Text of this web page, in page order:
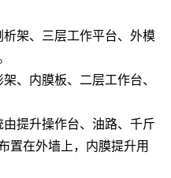
架、三层工作平台、外模
、内膜板、二层工作台、
提升操作台、油路、千斤
置在外墙上，内膜提升用